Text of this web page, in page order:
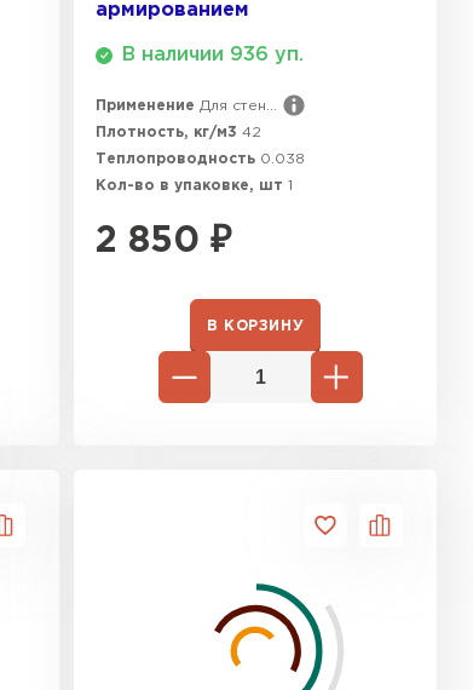
армированием
В наличии 936 уп.
Применение Для стен...
Плотность, кг/м3 42
Теплопроводность 0.038
Кол-во в упаковке, шт 1
2 850 ₽
В КОРЗИНУ